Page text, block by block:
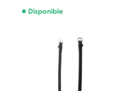
Disponible